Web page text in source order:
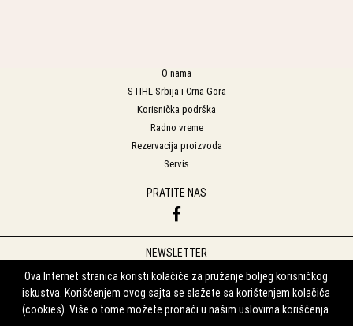
Ova Internet stranica koristi kolačiće za pružanje boljeg korisničkog
iskustva. Korišćenjem ovog sajta se slažete sa korištenjem kolačića
(cookies). Više o tome možete pronaći u našim uslovima korišćenja.
O nama
STIHL Srbija i Crna Gora
Korisnička podrška
Radno vreme
Rezervacija proizvoda
Servis
PRATITE NAS
NEWSLETTER
Prijavite se na naš Newsletter
Prijavi se